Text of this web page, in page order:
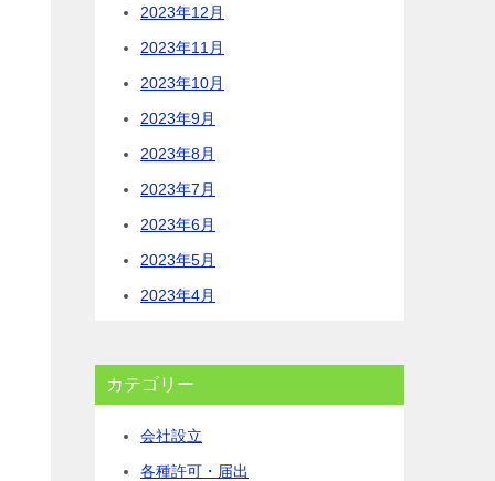
2023年12月
2023年11月
2023年10月
2023年9月
2023年8月
2023年7月
2023年6月
2023年5月
2023年4月
カテゴリー
会社設立
各種許可・届出